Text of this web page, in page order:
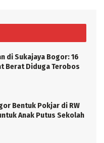
di Sukajaya Bogor: 16
Berat Diduga Terobos
Bentuk Pokjar di RW
Anak Putus Sekolah